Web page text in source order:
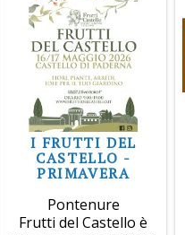
I FRUTTI DEL
CASTELLO -
PRIMAVERA
Pontenure
Frutti del Castello è